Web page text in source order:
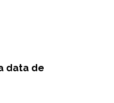
data de